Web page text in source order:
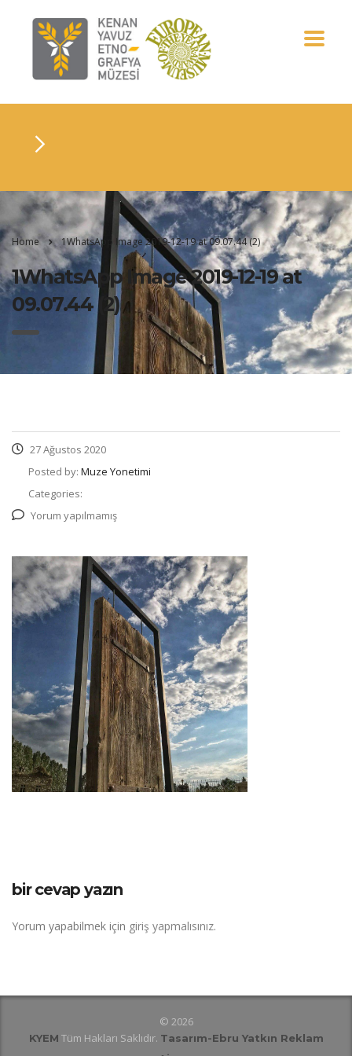
Home 1WhatsApp Image 2019-12-19 at 09.07.44 (2)
1WhatsApp Image 2019-12-19 at
09.07.44 (2)
27 Ağustos 2020
Posted by: Muze Yonetimi
Categories:
Yorum yapılmamış
bir cevap yazın
Yorum yapabilmek için giriş yapmalısınız.
© 2026
KYEM Tüm Hakları Saklıdır. Tasarım-Ebru Yatkın Reklam